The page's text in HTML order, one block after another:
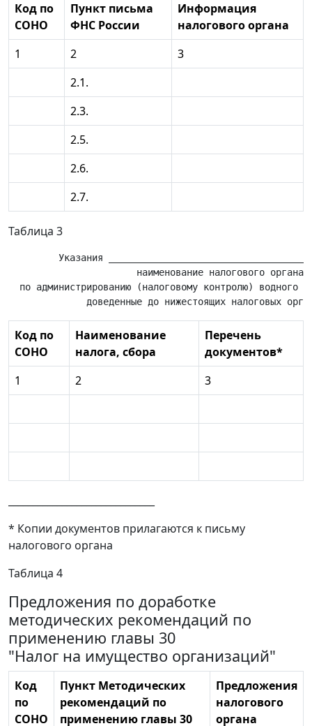
Код по
СОНО
Пункт письма
ФНС России
Информация
налогового органа
1
2
3
2.1.
2.3.
2.5.
2.6.
2.7.
Таблица 3
Указания
                       наименование налогового органа
по администрированию (налоговому контролю) водного
Код по
СОНО
Наименование
налога, сбора
Перечень
документов*
1
2 3
* Копии документов прилагаются к письму
налогового органа
Таблица 4
Предложения по доработке
методических рекомендаций по
применению главы 30
"Налог на имущество организаций"
Код
по
СОНО
Пункт Методических
рекомендаций по
применению главы 30
Предложения
налогового
органа